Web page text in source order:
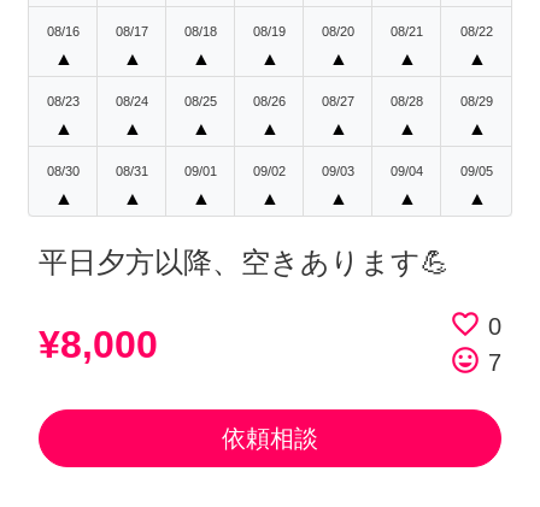
08/16
▲
08/17
▲
08/18
▲
08/19
▲
08/20
▲
08/21
▲
08/22
▲
08/23
▲
08/24
▲
08/25
▲
08/26
▲
08/27
▲
08/28
▲
08/29
▲
08/30
▲
08/31
▲
09/01
▲
09/02
▲
09/03
▲
09/04
▲
09/05
▲
平日夕方以降、空きあります💪
¥8,000 favorite_border 0
tag_faces 7
依頼相談